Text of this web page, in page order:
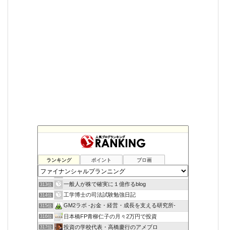
ランキング ポイント ブロ画
311位 金持ち父さんになりたいな
312位 大学生の副業生活
313位 一般人が株で確実に１億作るblog
314位 工学博士の司法試験勉強日記
315位 GM2ラボ -お金・経営・成長を支える研究所-
316位 日本橋FP青柳仁子の月々2万円で投資
317位 投資の学校代表・高橋慶行のアメブロ